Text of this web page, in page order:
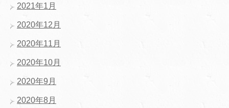
2021年1月
2020年12月
2020年11月
2020年10月
2020年9月
2020年8月